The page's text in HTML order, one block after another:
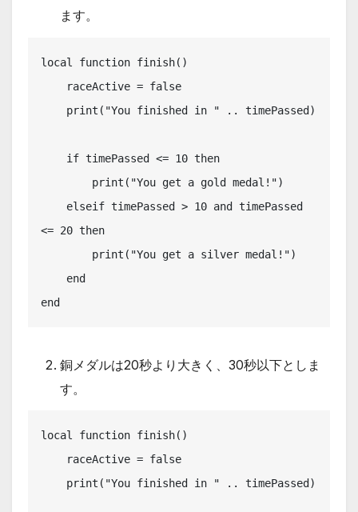
ます。
local function finish()
<= 20 then
end
銅メダルは20秒より大きく、30秒以下としま
す。
local function finish()